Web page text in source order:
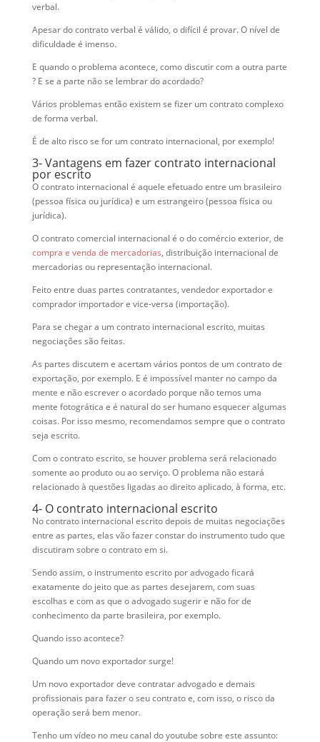
verbal.
Apesar do contrato verbal é válido, o difícil é provar. O nível de
dificuldade é imenso.
E quando o problema acontece, como discutir com a outra parte
? E se a parte não se lembrar do acordado?
Vários problemas então existem se fizer um contrato complexo
de forma verbal.
É de alto risco se for um contrato internacional, por exemplo!
3- Vantagens em fazer contrato internacional
por escrito
O contrato internacional é aquele efetuado entre um brasileiro
(pessoa física ou jurídica) e um estrangeiro (pessoa física ou
jurídica).
O contrato comercial internacional é o do comércio exterior, de
compra e venda de mercadorias, distribuição internacional de
mercadorias ou representação internacional.
Feito entre duas partes contratantes, vendedor exportador e
comprador importador e vice-versa (importação).
Para se chegar a um contrato internacional escrito, muitas
negociações são feitas.
As partes discutem e acertam vários pontos de um contrato de
exportação, por exemplo. E é impossível manter no campo da
mente e não escrever o acordado porque não temos uma
mente fotogrática e é natural do ser humano esquecer algumas
coisas. Por isso mesmo, recomendamos sempre que o contrato
seja escrito.
Com o contrato escrito, se houver problema será relacionado
somente ao produto ou ao serviço. O problema não estará
relacionado à questões ligadas ao direito aplicado, à forma, etc.
4- O contrato internacional escrito
No contrato internacional escrito depois de muitas negociações
entre as partes, elas vão fazer constar do instrumento tudo que
discutiram sobre o contrato em si.
Sendo assim, o instrumento escrito por advogado ficará
exatamente do jeito que as partes desejarem, com suas
escolhas e com as que o advogado sugerir e não for de
conhecimento da parte brasileira, por exemplo.
Quando isso acontece?
Quando um novo exportador surge!
Um novo exportador deve contratar advogado e demais
profissionais para fazer o seu contrato e, com isso, o risco da
operação será bem menor.
Tenho um vídeo no meu canal do youtube sobre este assunto: